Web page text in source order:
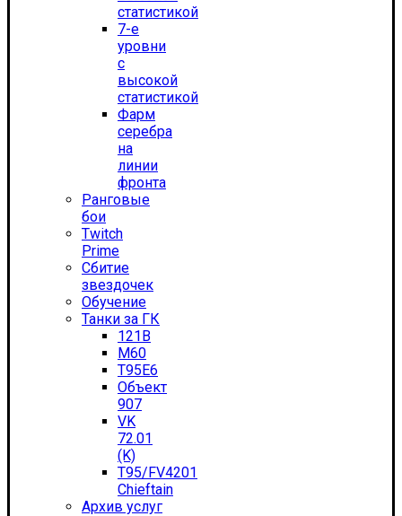
статистикой
7-е
уровни
с
высокой
статистикой
Фарм
серебра
на
линии
фронта
Ранговые
бои
Twitch
Prime
Сбитие
звездочек
Обучение
Танки за ГК
121B
M60
T95E6
Объект
907
VK
72.01
(K)
T95/FV4201
Chieftain
Архив услуг